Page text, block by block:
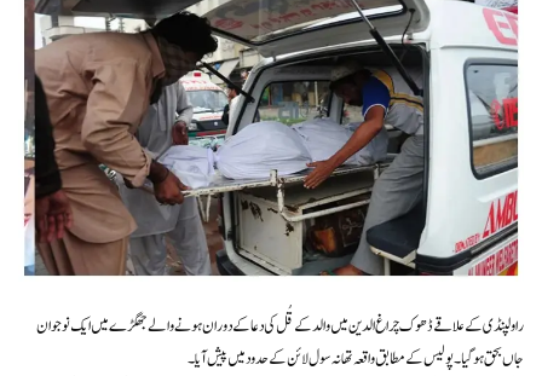
راولپنڈی کے علاقے ڈھوک چراغ الدین میں والد کے قُل کی دعا کے دوران ہونے والے جھگڑے میں ایک نوجوان
جاں بحق ہو گیا۔ پولیس کے مطابق واقعہ تھانہ سول لائن کے حدود میں پیش آیا۔